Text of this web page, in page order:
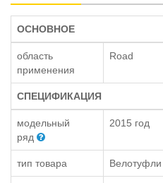
ОСНОВНОЕ
область
применения
Road
СПЕЦИФИКАЦИЯ
модельный
ряд
2015 год
тип товара Велотуфли